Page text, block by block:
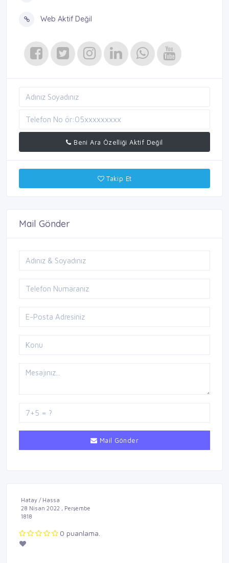
Web Aktif Değil
Beni Ara Özelliği Aktif Değil
Takip Et
Mail Gönder
Mail Gönder
Hatay / Hassa
28 Nisan 2022 , Perşembe
1818
0 puanlama.